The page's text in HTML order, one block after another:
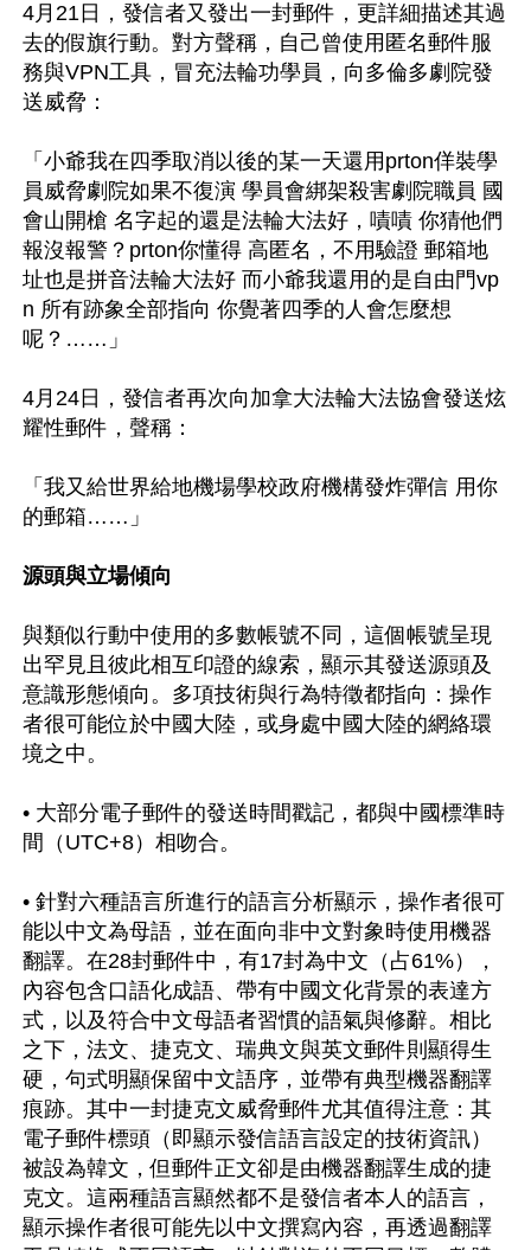
4月21日，發信者又發出一封郵件，更詳細描述其過
去的假旗行動。對方聲稱，自己曾使用匿名郵件服
務與VPN工具，冒充法輪功學員，向多倫多劇院發
送威脅：
「小爺我在四季取消以後的某一天還用prton佯裝學
員威脅劇院如果不復演 學員會綁架殺害劇院職員 國
會山開槍 名字起的還是法輪大法好，嘖嘖 你猜他們
報沒報警？prton你懂得 高匿名，不用驗證 郵箱地
址也是拼音法輪大法好 而小爺我還用的是自由門vp
n 所有跡象全部指向 你覺著四季的人會怎麼想
呢？……」
4月24日，發信者再次向加拿大法輪大法協會發送炫
耀性郵件，聲稱：
「我又給世界給地機場學校政府機構發炸彈信 用你
源頭與立場傾向
與類似行動中使用的多數帳號不同，這個帳號呈現
出罕見且彼此相互印證的線索，顯示其發送源頭及
意識形態傾向。多項技術與行為特徵都指向：操作
者很可能位於中國大陸，或身處中國大陸的網絡環
境之中。
• 大部分電子郵件的發送時間戳記，都與中國標準時
間（UTC+8）相吻合。
• 針對六種語言所進行的語言分析顯示，操作者很可
能以中文為母語，並在面向非中文對象時使用機器
翻譯。在28封郵件中，有17封為中文（占61%），
內容包含口語化成語、帶有中國文化背景的表達方
式，以及符合中文母語者習慣的語氣與修辭。相比
之下，法文、捷克文、瑞典文與英文郵件則顯得生
硬，句式明顯保留中文語序，並帶有典型機器翻譯
痕跡。其中一封捷克文威脅郵件尤其值得注意：其
電子郵件標頭（即顯示發信語言設定的技術資訊）
被設為韓文，但郵件正文卻是由機器翻譯生成的捷
克文。這兩種語言顯然都不是發信者本人的語言，
顯示操作者很可能先以中文撰寫內容，再透過翻譯